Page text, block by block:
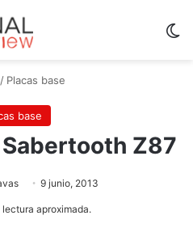
/ Placas base
base
Z87
9 junio, 2013
aproximada.